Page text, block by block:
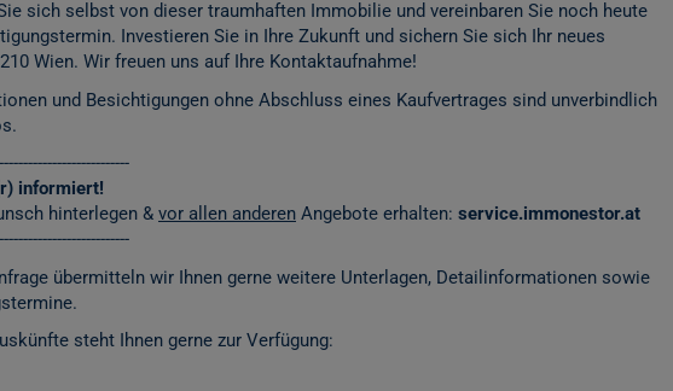
sich selbst von dieser traumhaften Immobilie und vereinbaren Sie noch heute
Investieren Sie in Ihre Zukunft und sichern Sie sich Ihr neues
Wien. Wir freuen uns auf Ihre Kontaktaufnahme!
und Besichtigungen ohne Abschluss eines Kaufvertrages sind unverbindlich
informiert!
hinterlegen & vor allen anderen Angebote erhalten: service.immonestor.at
übermitteln wir Ihnen gerne weitere Unterlagen, Detailinformationen sowie
steht Ihnen gerne zur Verfügung: